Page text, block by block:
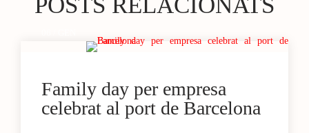
Family day per empresa
celebrat al port de Barcelona